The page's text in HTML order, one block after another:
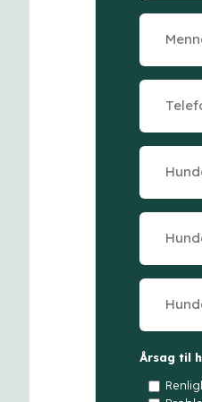
Årsag til